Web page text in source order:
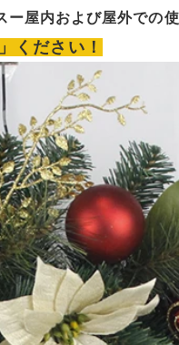
ー屋内および屋外での
ください！